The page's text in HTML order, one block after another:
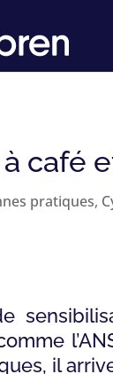
café
pratiques,
il